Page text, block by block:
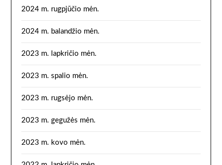
2024 m. rugpjūčio mėn.
2024 m. balandžio mėn.
2023 m. lapkričio mėn.
2023 m. spalio mėn.
2023 m. rugsėjo mėn.
2023 m. gegužės mėn.
2023 m. kovo mėn.